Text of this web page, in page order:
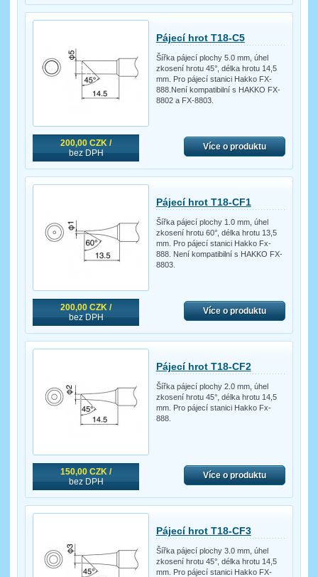
200,00 CZK /
bez DPH
Pájecí hrot T18-C5
Šířka pájecí plochy 5.0 mm, úhel
zkosení hrotu 45°, délka hrotu 14,5
mm. Pro pájecí stanici Hakko FX-
888.Není kompatibilní s HAKKO FX-
8802 a FX-8803.
Více o produktu
200,00 CZK /
bez DPH
Pájecí hrot T18-CF1
Šířka pájecí plochy 1.0 mm, úhel
zkosení hrotu 60°, délka hrotu 13,5
mm. Pro pájecí stanici Hakko Fx-
888. Není kompatibilní s HAKKO FX-
8803.
Více o produktu
150,00 CZK /
bez DPH
Pájecí hrot T18-CF2
Šířka pájecí plochy 2.0 mm, úhel
zkosení hrotu 45°, délka hrotu 14,5
mm. Pro pájecí stanici Hakko Fx-
888.
Více o produktu
Pájecí hrot T18-CF3
Šířka pájecí plochy 3.0 mm, úhel
zkosení hrotu 45°, délka hrotu 14,5
mm. Pro pájecí stanici Hakko FX-